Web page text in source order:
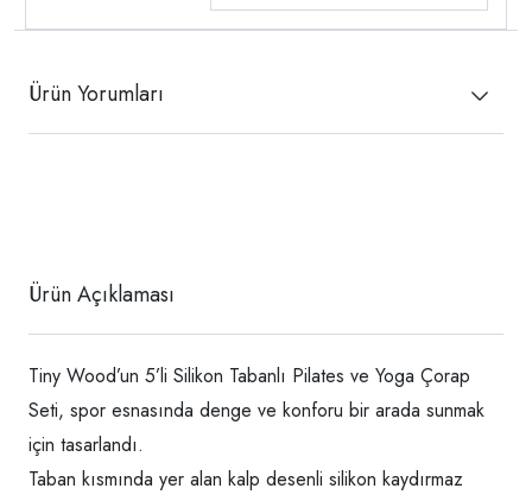
Ürün Yorumları
Ürün Açıklaması
Tiny Wood’un 5’li Silikon Tabanlı Pilates ve Yoga Çorap
Seti, spor esnasında denge ve konforu bir arada sunmak
için tasarlandı.
Taban kısmında yer alan kalp desenli silikon kaydırmaz